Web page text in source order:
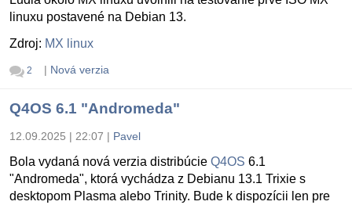
linuxu postavené na Debian 13.
Zdroj: MX linux
2 | Nová verzia
Q4OS 6.1 "Andromeda"
12.09.2025 | 22:07 | Pavel
Bola vydaná nová verzia distribúcie Q4OS 6.1
"Andromeda", ktorá vychádza z Debianu 13.1 Trixie s
desktopom Plasma alebo Trinity. Bude k dispozícii len pre